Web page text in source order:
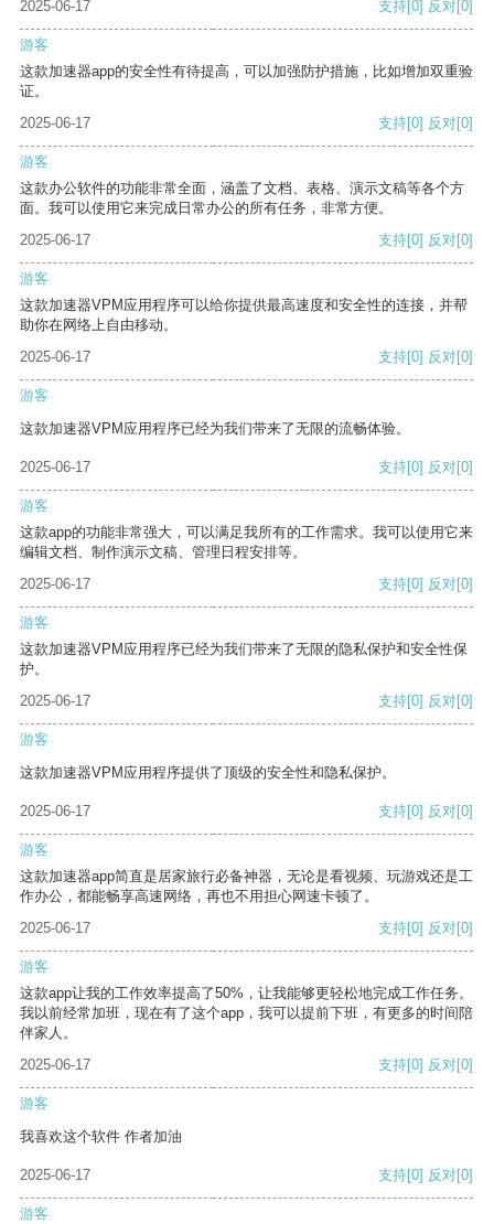
2025-06-17
支持[0] 反对[0]
游客
这款加速器app的安全性有待提高，可以加强防护措施，比如增加双重验
证。
2025-06-17
支持[0] 反对[0]
游客
这款办公软件的功能非常全面，涵盖了文档、表格、演示文稿等各个方
面。我可以使用它来完成日常办公的所有任务，非常方便。
2025-06-17
支持[0] 反对[0]
游客
这款加速器VPM应用程序可以给你提供最高速度和安全性的连接，并帮
助你在网络上自由移动。
2025-06-17
支持[0] 反对[0]
游客
这款加速器VPM应用程序已经为我们带来了无限的流畅体验。
2025-06-17 支持[0] 反对[0]
游客
这款app的功能非常强大，可以满足我所有的工作需求。我可以使用它来
编辑文档、制作演示文稿、管理日程安排等。
2025-06-17
支持[0] 反对[0]
游客
这款加速器VPM应用程序已经为我们带来了无限的隐私保护和安全性保
护。
2025-06-17
支持[0] 反对[0]
游客
这款加速器VPM应用程序提供了顶级的安全性和隐私保护。
2025-06-17 支持[0] 反对[0]
游客
这款加速器app简直是居家旅行必备神器，无论是看视频、玩游戏还是工
作办公，都能畅享高速网络，再也不用担心网速卡顿了。
2025-06-17
支持[0] 反对[0]
游客
这款app让我的工作效率提高了50%，让我能够更轻松地完成工作任务。
我以前经常加班，现在有了这个app，我可以提前下班，有更多的时间陪
伴家人。
2025-06-17
支持[0] 反对[0]
游客
我喜欢这个软件 作者加油
2025-06-17 支持[0] 反对[0]
游客